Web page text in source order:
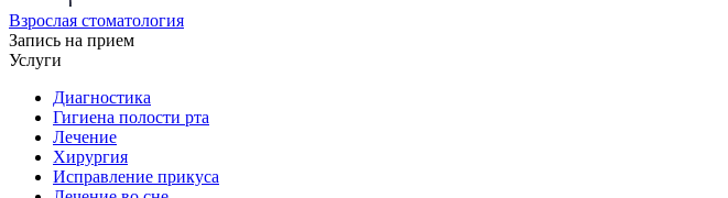
Взрослая стоматология
Запись на прием
Услуги
Диагностика
Гигиена полости рта
Лечение
Хирургия
Исправление прикуса